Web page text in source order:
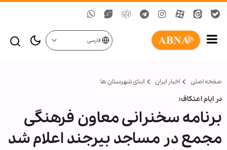
فارسی
صفحه اصلی اخبار ایران ابنای شهرستان ها
در ایام اعتکاف؛
برنامه سخنرانی معاون فرهنگی
مجمع در مساجد بیرجند اعلام شد